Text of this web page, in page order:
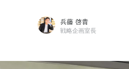
兵藤 啓貴
戦略企画室長